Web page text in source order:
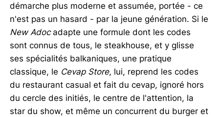
démarche plus moderne et assumée, portée - ce
n'est pas un hasard - par la jeune génération. Si le
New Adocadapte une formule dont les codes
sont connus de tous, le steakhouse, et y glisse
ses spécialités balkaniques, une pratique
classique, le Cevap Store, lui, reprend les codes
du restaurant casual et fait du cevap, ignoré hors
du cercle des initiés, le centre de l'attention, la
star du show, et même un concurrent du burger et